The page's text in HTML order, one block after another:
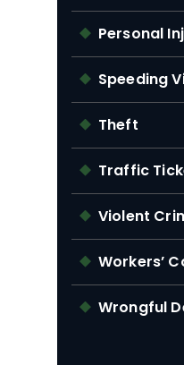
Personal
Speeding
Theft
Traffic
Violent
Workers’
Wrongful